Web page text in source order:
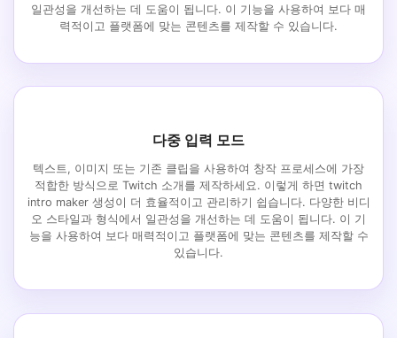
일관성을 개선하는 데 도움이 됩니다. 이 기능을 사용하여 보다 매
력적이고 플랫폼에 맞는 콘텐츠를 제작할 수 있습니다.
다중 입력 모드
텍스트, 이미지 또는 기존 클립을 사용하여 창작 프로세스에 가장
적합한 방식으로 Twitch 소개를 제작하세요. 이렇게 하면 twitch
intro maker 생성이 더 효율적이고 관리하기 쉽습니다. 다양한 비디
오 스타일과 형식에서 일관성을 개선하는 데 도움이 됩니다. 이 기
능을 사용하여 보다 매력적이고 플랫폼에 맞는 콘텐츠를 제작할 수
있습니다.